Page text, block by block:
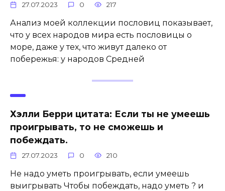
27.07.2023 0 217
Анализ моей коллекции пословиц показывает,
что у всех народов мира есть пословицы о
море, даже у тех, что живут далеко от
побережья: у народов Средней
Хэлли Берри цитата: Если ты не умеешь
проигрывать, то не сможешь и
побеждать.
27.07.2023 0 210
Не надо уметь проигрывать, если умеешь
выигрывать Чтобы побеждать, надо уметь ? и